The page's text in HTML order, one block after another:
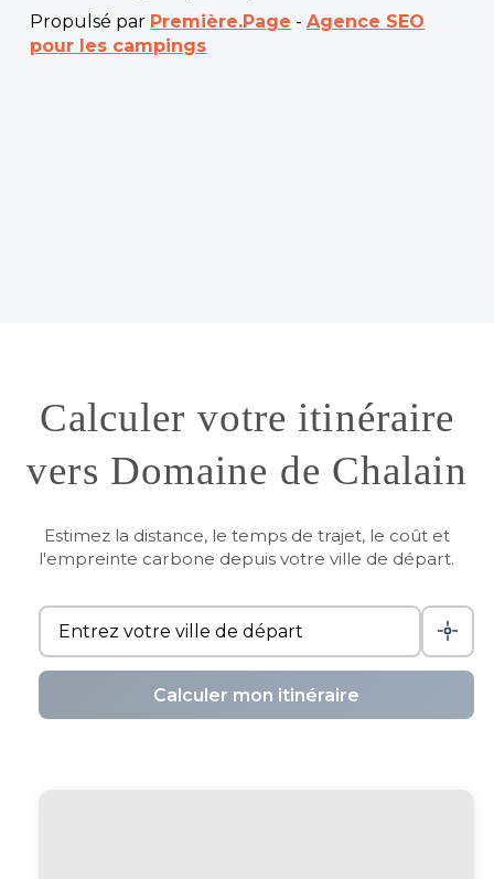
Propulsé par Première.Page -Agence SEO
pour les campings
Calculer votre itinéraire
vers Domaine de Chalain
Estimez la distance, le temps de trajet, le coût et
l'empreinte carbone depuis votre ville de départ.
Calculer mon itinéraire